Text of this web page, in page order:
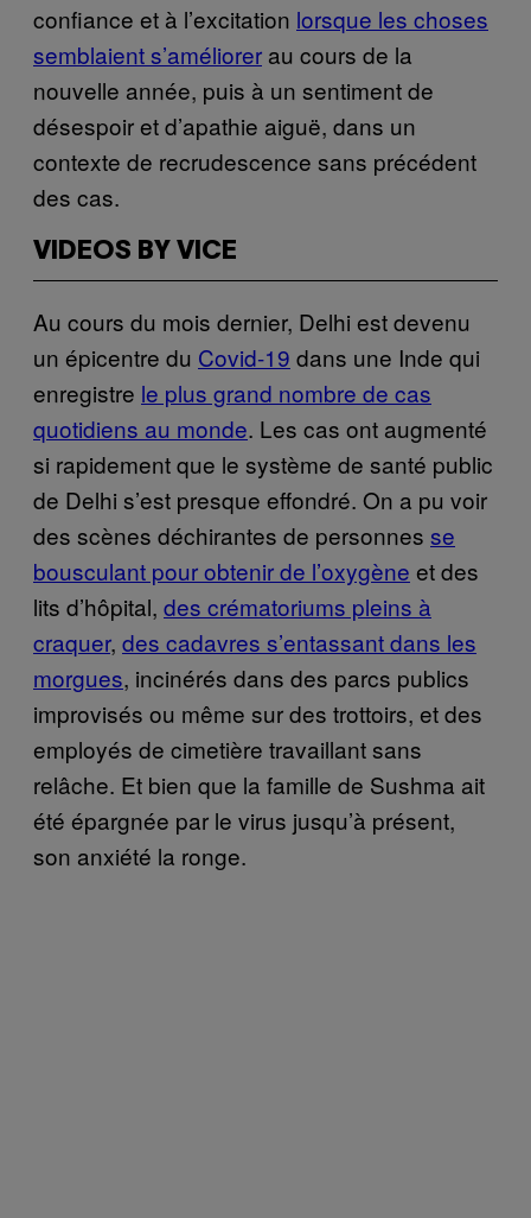
confiance et à l’excitation lorsque les choses
semblaient s’améliorer au cours de la
nouvelle année, puis à un sentiment de
désespoir et d’apathie aiguë, dans un
contexte de recrudescence sans précédent
des cas.
VIDEOS BY VICE
Au cours du mois dernier, Delhi est devenu
un épicentre du Covid-19 dans une Inde qui
enregistre le plus grand nombre de cas
quotidiens au monde. Les cas ont augmenté
si rapidement que le système de santé public
de Delhi s’est presque effondré. On a pu voir
des scènes déchirantes de personnes se
bousculant pour obtenir de l’oxygène et des
lits d’hôpital, des crématoriums pleins à
craquer, des cadavres s’entassant dans les
morgues, incinérés dans des parcs publics
improvisés ou même sur des trottoirs, et des
employés de cimetière travaillant sans
relâche. Et bien que la famille de Sushma ait
été épargnée par le virus jusqu’à présent,
son anxiété la ronge.